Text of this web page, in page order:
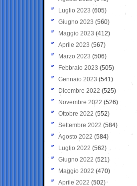
Luglio 2023 (605)
Giugno 2023 (560)
Maggio 2023 (412)
Aprile 2023 (567)
Marzo 2023 (506)
Febbraio 2023 (505)
Gennaio 2023 (541)
Dicembre 2022 (525)
Novembre 2022 (526)
Ottobre 2022 (552)
Settembre 2022 (584)
Agosto 2022 (584)
Luglio 2022 (562)
Giugno 2022 (521)
Maggio 2022 (470)
Aprile 2022 (502)